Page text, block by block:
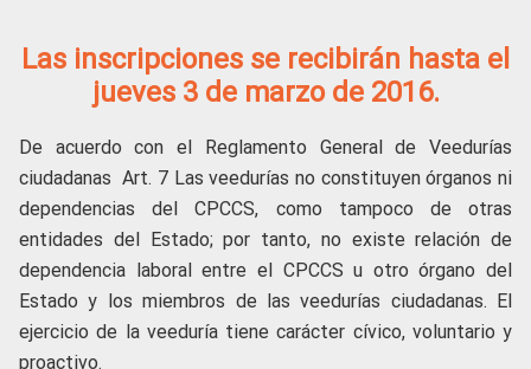
Las inscripciones se recibirán hasta el
jueves 3 de marzo de 2016.
De acuerdo con el Reglamento General de Veedurías
ciudadanas Art. 7 Las veedurías no constituyen órganos ni
dependencias del CPCCS, como tampoco de otras
entidades del Estado; por tanto, no existe relación de
dependencia laboral entre el CPCCS u otro órgano del
Estado y los miembros de las veedurías ciudadanas. El
ejercicio de la veeduría tiene carácter cívico, voluntario y
proactivo.